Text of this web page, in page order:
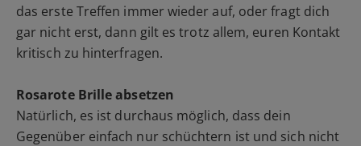
das erste Treffen immer wieder auf, oder fragt dich
gar nicht erst, dann gilt es trotz allem, euren Kontakt
kritisch zu hinterfragen.
Rosarote Brille absetzen
Natürlich, es ist durchaus möglich, dass dein
Gegenüber einfach nur schüchtern ist und sich nicht